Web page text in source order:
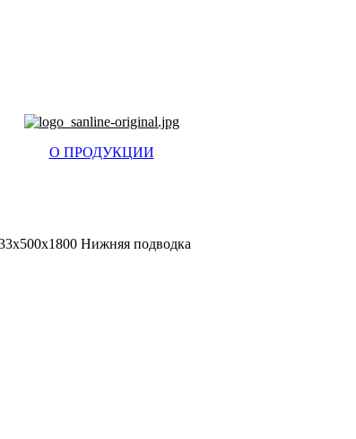
О ПРОДУКЦИИ
Нижняя подводка